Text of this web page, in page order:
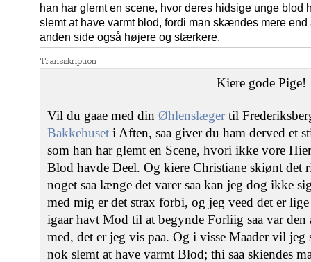
han har glemt en scene, hvor deres hidsige unge blod
slemt at have varmt blod, fordi man skændes mere
anden side også højere og stærkere.
Transskription
Kiere gode Pige!
Vil du gaae med din Øhlenslæger til
Bakkehuset i Aften, saa giver du ham derved et
som han har glemt en Scene, hvori ikke vore
Blod havde Deel. Og kiere Christiane skiønt det
noget saa længe det varer saa kan jeg dog ikke
med mig er det strax forbi, og jeg veed det er
igaar havt Mod til at begynde Forliig saa var den
med, det er jeg vis paa. Og i visse Maader vil jeg
nok slemt at have varmt Blod; thi saa skiendes